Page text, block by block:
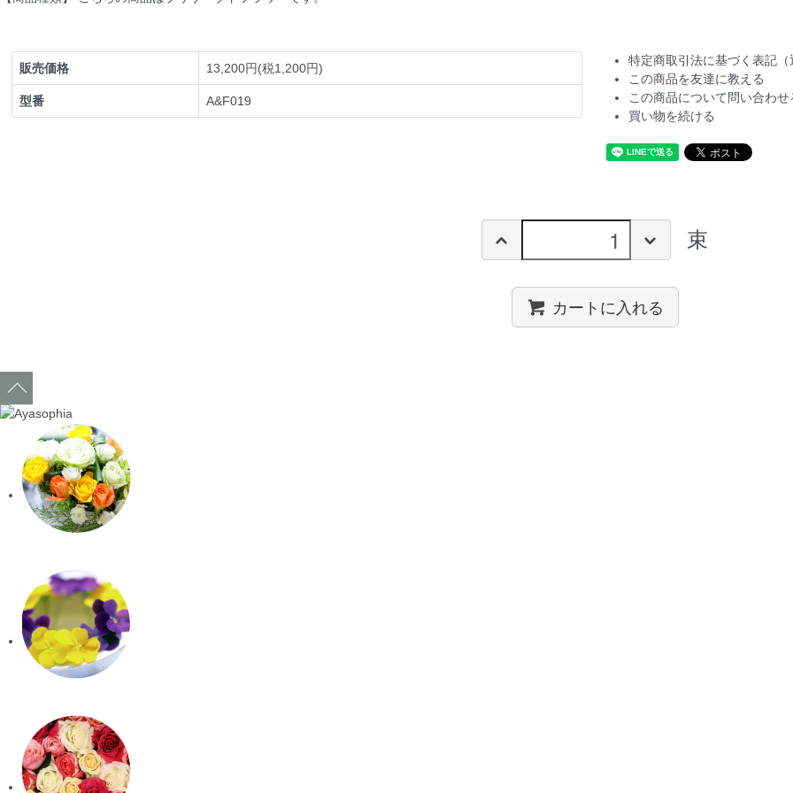
販売価格 13,200円(税1,200円)
型番 A&F019
特定商取引法に基づく表記（
この商品を友達に教える
この商品について問い合わせ
買い物を続ける
束
カートに入れる